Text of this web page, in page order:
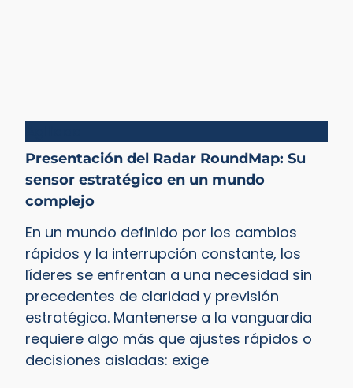
Presentación del Radar RoundMap: Su
sensor estratégico en un mundo
complejo
En un mundo definido por los cambios
rápidos y la interrupción constante, los
líderes se enfrentan a una necesidad sin
precedentes de claridad y previsión
estratégica. Mantenerse a la vanguardia
requiere algo más que ajustes rápidos o
decisiones aisladas: exige